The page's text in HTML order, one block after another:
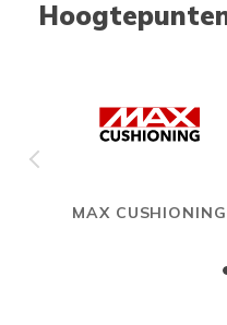
MAX CUSHIONING